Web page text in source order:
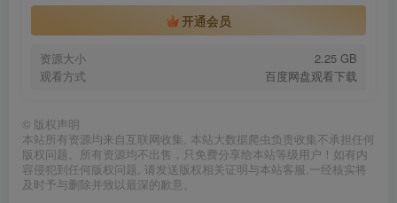
开通会员
资源大小
2.25 GB
观看方式
百度网盘观看下载
© 版权声明
本站所有资源均来自互联网收集, 本站大数据爬虫负责收集不承担任何
版权问题。所有资源均不出售，只免费分享给本站等级用户！如有内
容侵犯到任何版权问题, 请发送版权相关证明与本站客服,一经核实将
及时予与删除并致以最深的歉意。